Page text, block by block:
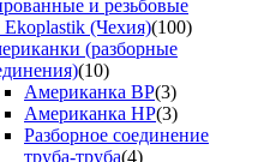
и резьбовые
(Чехия)(100)
(разборные
(10)
Американка ВР(3)
Американка НР(3)
Разборное соединение
труба-труба(4)